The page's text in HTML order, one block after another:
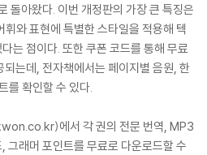
돌아왔다. 이번 개정판의 가장 큰 특징은
와 표현에 특별한 스타일을 적용해 텍
는 점이다. 또한 쿠폰 코드를 통해 무료
는데, 전자책에서는 페이지별 음원, 한
를 확인할 수 있다.
에서 각 권의 전문 번역, MP3
그래머 포인트를 무료로 다운로드할 수